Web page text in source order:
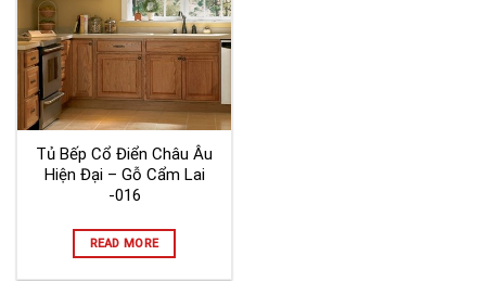
Tủ Bếp Cổ Điển Châu Âu
Hiện Đại – Gỗ Cẩm Lai
-016
READ MORE